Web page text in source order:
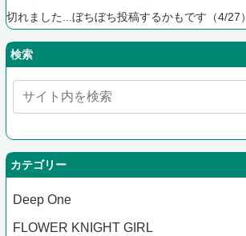
切れました...ぼちぼち投稿するかもです（4/27）
検索
カテゴリー
Deep One
FLOWER KNIGHT GIRL